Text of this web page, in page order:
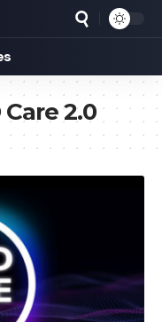
Care 2.0